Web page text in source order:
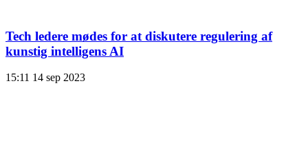
Tech ledere mødes for at diskutere regulering af
kunstig intelligens AI
15:11 14 sep 2023